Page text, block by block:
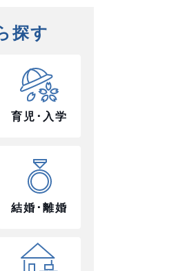
探す
育児･入学
結婚･離婚